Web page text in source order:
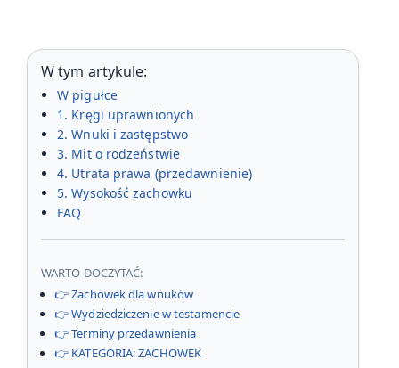
W tym artykule:
W pigułce
1. Kręgi uprawnionych
2. Wnuki i zastępstwo
3. Mit o rodzeństwie
4. Utrata prawa (przedawnienie)
5. Wysokość zachowku
FAQ
WARTO DOCZYTAĆ:
👉 Zachowek dla wnuków
👉 Wydziedziczenie w testamencie
👉 Terminy przedawnienia
👉 KATEGORIA: ZACHOWEK